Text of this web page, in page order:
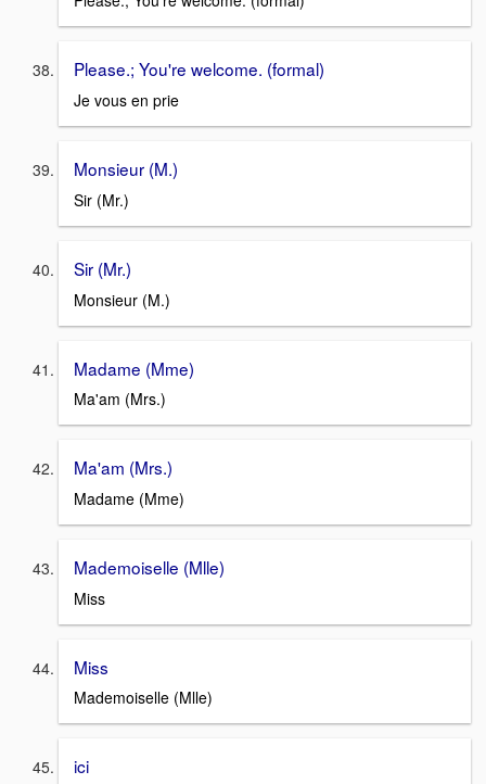
Please.; You're welcome. (formal)
Je vous en prie
Monsieur (M.)
Sir (Mr.)
Sir (Mr.)
Monsieur (M.)
Madame (Mme)
Ma'am (Mrs.)
Ma'am (Mrs.)
Madame (Mme)
Mademoiselle (Mlle)
Miss
Miss
Mademoiselle (Mlle)
ici